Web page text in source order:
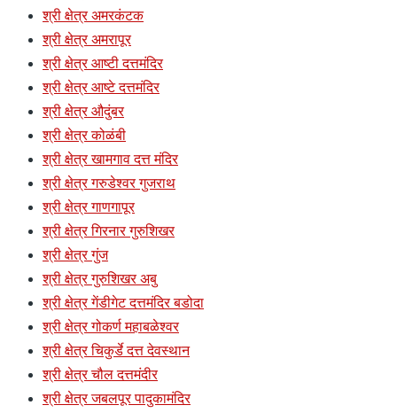
श्री क्षेत्र अमरकंटक
श्री क्षेत्र अमरापूर
श्री क्षेत्र आष्टी दत्तमंदिर
श्री क्षेत्र आष्टे दत्तमंदिर
श्री क्षेत्र औदुंबर
श्री क्षेत्र कोळंबी
श्री क्षेत्र खामगाव दत्त मंदिर
श्री क्षेत्र गरुडेश्वर गुजराथ
श्री क्षेत्र गाणगापूर
श्री क्षेत्र गिरनार गुरुशिखर
श्री क्षेत्र गुंज
श्री क्षेत्र गुरुशिखर अबु
श्री क्षेत्र गेंडीगेट दत्तमंदिर बडोदा
श्री क्षेत्र गोकर्ण महाबळेश्वर
श्री क्षेत्र चिकुर्डे दत्त देवस्थान
श्री क्षेत्र चौल दत्तमंदीर
श्री क्षेत्र जबलपूर पादुकामंदिर